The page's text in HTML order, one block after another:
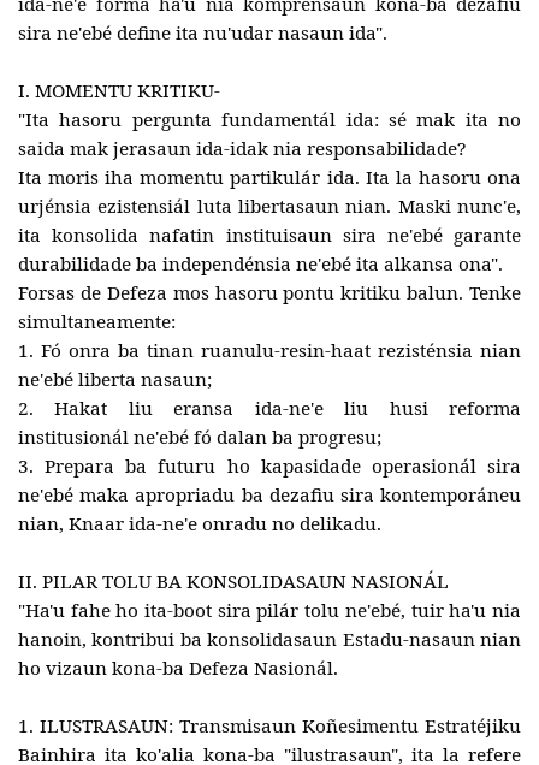
sira ne'ebé define ita nu'udar nasaun ida".
I. MOMENTU KRITIKU-
"Ita hasoru pergunta fundamentál ida: sé mak ita no
saida mak jerasaun ida-idak nia responsabilidade?
Ita moris iha momentu partikulár ida. Ita la hasoru ona
urjénsia ezistensiál luta libertasaun nian. Maski nunc'e,
ita konsolida nafatin instituisaun sira ne'ebé garante
durabilidade ba independénsia ne'ebé ita alkansa ona".
Forsas de Defeza mos hasoru pontu kritiku balun. Tenke
simultaneamente:
1. Fó onra ba tinan ruanulu-resin-haat rezisténsia nian
ne'ebé liberta nasaun;
2. Hakat liu eransa ida-ne'e liu husi reforma
institusionál ne'ebé fó dalan ba progresu;
3. Prepara ba futuru ho kapasidade operasionál sira
ne'ebé maka apropriadu ba dezafiu sira kontemporáneu
nian, Knaar ida-ne'e onradu no delikadu.
II. PILAR TOLU BA KONSOLIDASAUN NASIONÁL
"Ha'u fahe ho ita-boot sira pilár tolu ne'ebé, tuir ha'u nia
hanoin, kontribui ba konsolidasaun Estadu-nasaun nian
ho vizaun kona-ba Defeza Nasionál.
1. ILUSTRASAUN: Transmisaun Koñesimentu Estratéjiku
Bainhira ita ko'alia kona-ba "ilustrasaun", ita la refere